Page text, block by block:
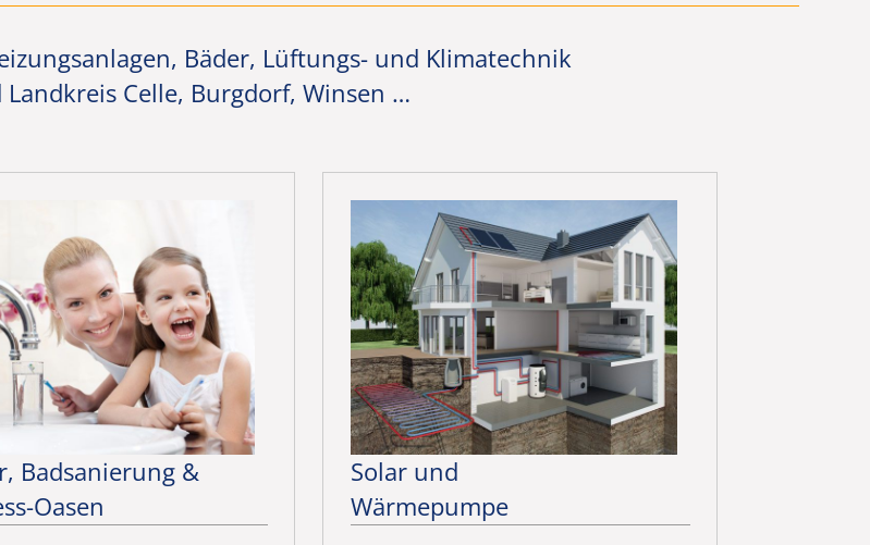
Bäder, Lüftungs- und Klimatechnik
Celle, Burgdorf, Winsen …
Badsanierung &
Oasen
Solar und
Wärmepumpe